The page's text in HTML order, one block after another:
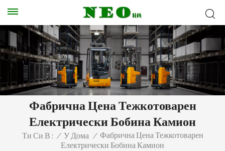
Фабрична Цена Тежкотоварен
Електрически Бобина Камион
Ти Си В : / У Дома / Фабрична Цена Тежкотоварен
Електрически Бобина Камион